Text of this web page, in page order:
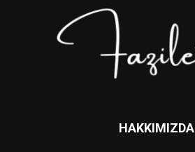
HAKKIMIZDA